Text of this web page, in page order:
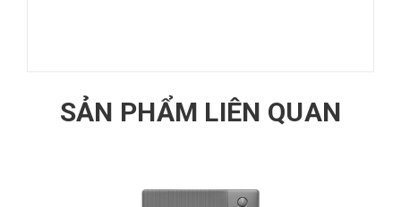
SẢN PHẨM LIÊN QUAN